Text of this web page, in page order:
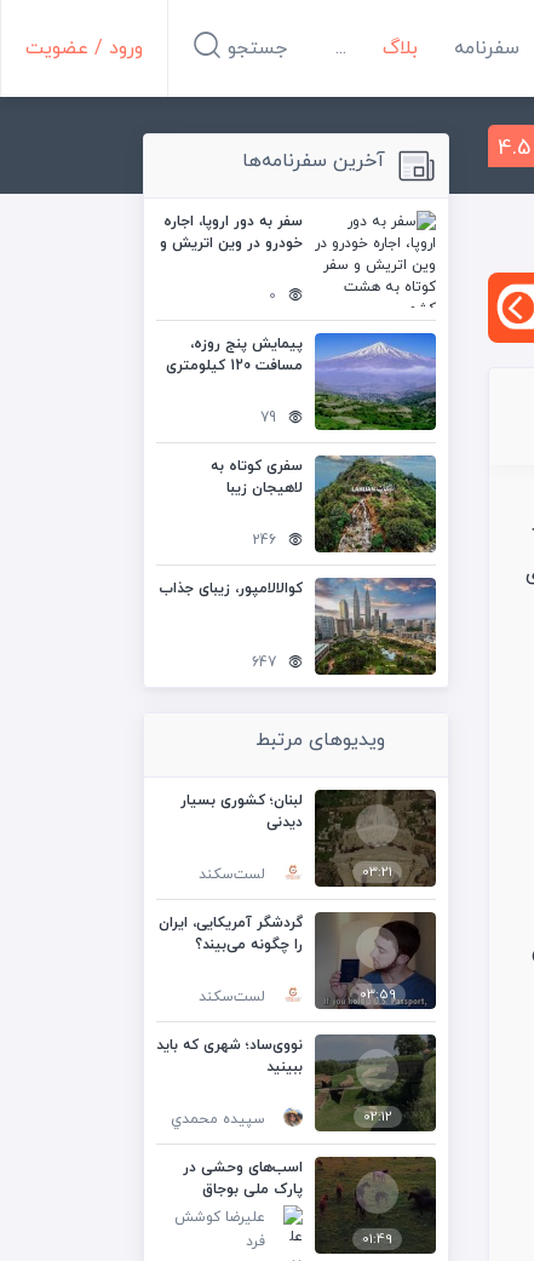
سفرنامه بلاگ ... ورود / عضویت جستجو
4.5 آخرین سفرنامه‌ها
سفر به دور اروپا، اجاره
خودرو در وین اتریش و
کشور0
پیمایش پنج روزه،
مسافت 120 کیلومتری
79
سفری کوتاه به
لاهیجان زیبا
246
کوالالامپور، زیبای جذاب
647
ویدیوهای مرتبط
03:21
لبنان؛ کشوری بسیار
دیدنی
لست‌سکند
03:59
گردشگر آمریکایی، ایران
را چگونه می‌بیند؟
لست‌سکند
02:12
نووی‌ساد؛ شهری که باید
ببینید
سپيده محمدي
01:49
اسب‌های وحشی در
پارک ملی بوجاق
علیرضا کوشش
فرد